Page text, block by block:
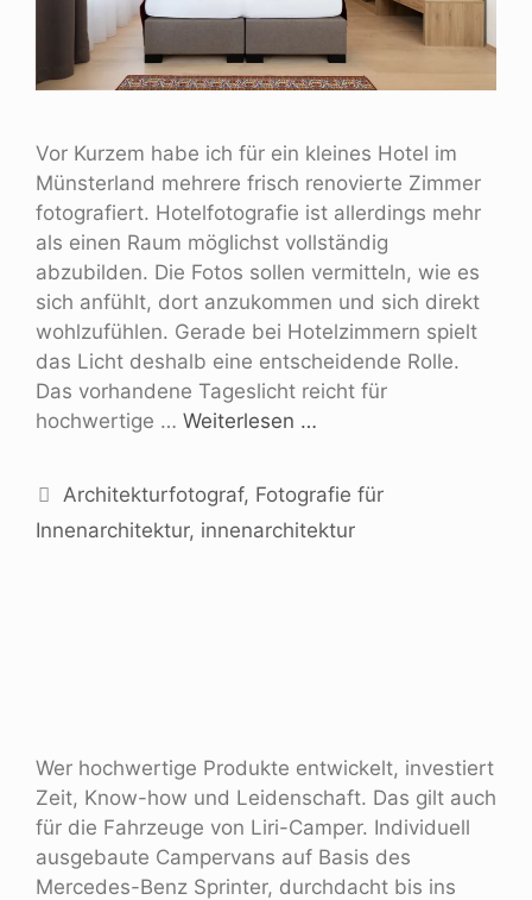
Vor Kurzem habe ich für ein kleines Hotel im
Münsterland mehrere frisch renovierte Zimmer
fotografiert. Hotelfotografie ist allerdings mehr
als einen Raum möglichst vollständig
abzubilden. Die Fotos sollen vermitteln, wie es
sich anfühlt, dort anzukommen und sich direkt
wohlzufühlen. Gerade bei Hotelzimmern spielt
das Licht deshalb eine entscheidende Rolle.
Das vorhandene Tageslicht reicht für
hochwertige … Weiterlesen …
Architekturfotograf, Fotografie für
Innenarchitektur, innenarchitektur
Wer hochwertige Produkte entwickelt, investiert
Zeit, Know-how und Leidenschaft. Das gilt auch
für die Fahrzeuge von Liri-Camper. Individuell
ausgebaute Campervans auf Basis des
Mercedes-Benz Sprinter, durchdacht bis ins